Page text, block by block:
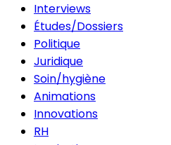
Interviews
Études/Dossiers
Politique
Juridique
Soin/hygiène
Animations
Innovations
RH